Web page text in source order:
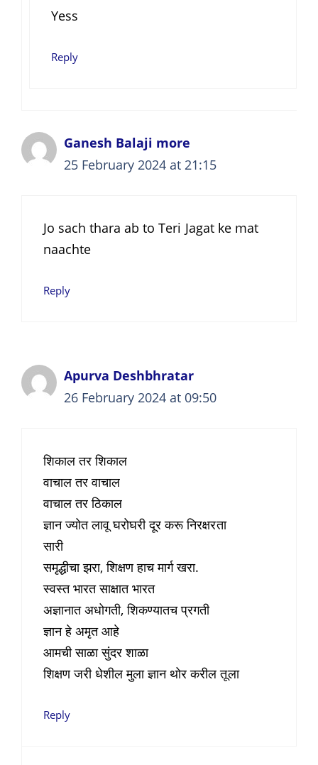
Yess
Reply
Ganesh Balaji more
25 February 2024 at 21:15
Jo sach thara ab to Teri Jagat ke mat
naachte
Reply
Apurva Deshbhratar
26 February 2024 at 09:50
शिकाल तर शिकाल
वाचाल‌ तर वाचाल
वाचाल तर ठिकाल
ज्ञान ज्योत लावू‌ घरोघरी‌ दूर करू‌ निरक्षरता
सारी
समृद्धीचा झरा,‌‌ शिक्षण हाच मार्ग खरा.
स्वस्त भारत साक्षात भारत
अज्ञानात अधोगती, शिकण्यातच प्रगती
ज्ञान हे अमृत आहे
आमची साळा सुंदर शाळा
शिक्षण जरी धेशील मुला ज्ञान थोर करील तूला
Reply